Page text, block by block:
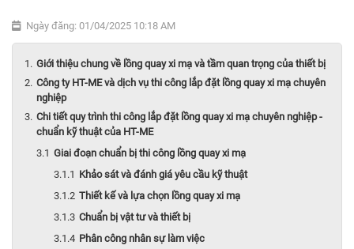
Ngày đăng: 01/04/2025 10:18 AM
Giới thiệu chung về lồng quay xi mạ và tầm quan trọng của thiết bị
Công ty HT-ME và dịch vụ thi công lắp đặt lồng quay xi mạ chuyên
nghiệp
Chi tiết quy trình thi công lắp đặt lồng quay xi mạ chuyên nghiệp -
chuẩn kỹ thuật của HT-ME
Giai đoạn chuẩn bị thi công lồng quay xi mạ
Khảo sát và đánh giá yêu cầu kỹ thuật
Thiết kế và lựa chọn lồng quay xi mạ
Chuẩn bị vật tư và thiết bị
Phân công nhân sự làm việc